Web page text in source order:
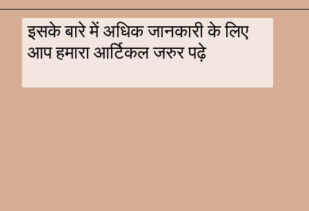
इसके बारे में अधिक जानकारी के लिए
आप हमारा आर्टिकल जरुर पढ़े